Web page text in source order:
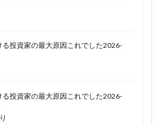
る投資家の最大原因これでした2026-
る投資家の最大原因これでした2026-